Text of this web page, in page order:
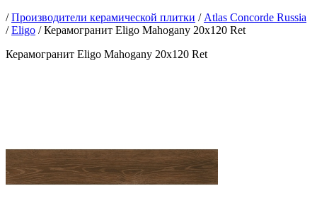
/Производители керамической плитки / Atlas Concorde Russia
/Eligo / Керамогранит Eligo Mahogany 20x120 Ret
Керамогранит Eligo Mahogany 20x120 Ret